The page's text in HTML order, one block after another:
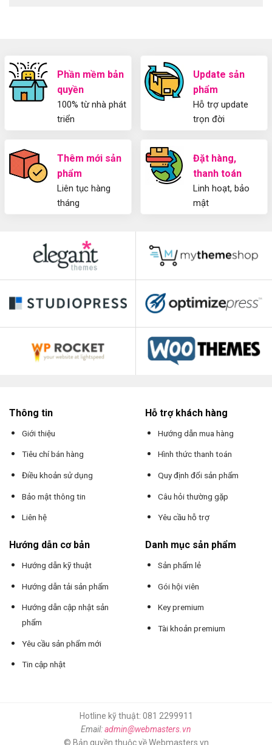
Phần mềm bản
quyền
100% từ nhà phát
triển
Update sản
phẩm
Hỗ trợ update
trọn đời
Thêm mới sản
phẩm
Liên tục hàng
tháng
Đặt hàng,
thanh toán
Linh hoạt, bảo
mật
Thông tin
Giới thiệu
Tiêu chí bán hàng
Điều khoản sử dụng
Bảo mật thông tin
Liên hệ
Hỗ trợ khách hàng
Hướng dẫn mua hàng
Hình thức thanh toán
Quy định đổi sản phẩm
Câu hỏi thường gặp
Yêu cầu hỗ trợ
Hướng dẫn cơ bản
Hướng dẫn kỹ thuật
Hướng dẫn tải sản phẩm
Hướng dẫn cập nhật sản
phẩm
Yêu cầu sản phẩm mới
Tin cập nhật
Danh mục sản phẩm
Sản phẩm lẻ
Gói hội viên
Key premium
Tài khoản premium
Hotline kỹ thuật: 081 2299911
Email:admin@webmasters.vn
© Bản quyền thuộc về Webmasters.vn